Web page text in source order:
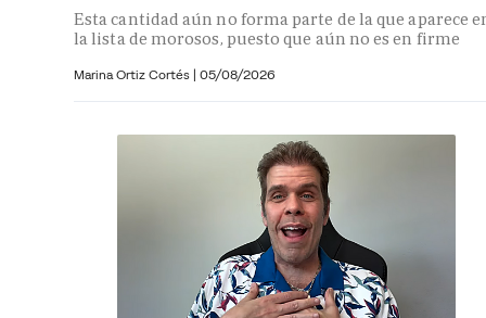
Esta cantidad aún no forma parte de la que aparece
la lista de morosos, puesto que aún no es en firme
Marina Ortiz Cortés | 05/08/2026